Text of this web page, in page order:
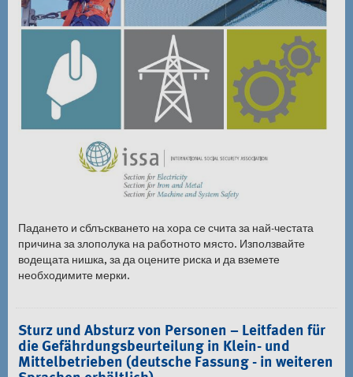
Падането и сблъскването на хора се счита за най-честата
причина за злополука на работното място. Използвайте
водещата нишка, за да оцените риска и да вземете
необходимите мерки.
Sturz und Absturz von Personen – Leitfaden für
die Gefährdungsbeurteilung in Klein- und
Mittelbetrieben (deutsche Fassung - in weiteren